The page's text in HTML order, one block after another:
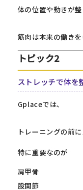
体の位置や動きが整
筋肉は本来の働きを
トピック2
ストレッチで体を
Gplaceでは、
トレーニングの前
特に重要なのが
肩甲骨
股関節